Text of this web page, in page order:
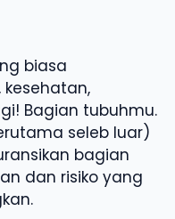
biasa
kesehatan,
Bagian tubuhmu.
seleb luar)
bagian
dan risiko yang